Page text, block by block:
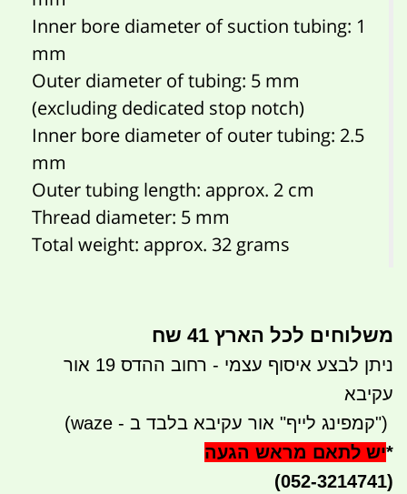
Inner bore diameter of suction tubing: 1
mm
Outer diameter of tubing: 5 mm
(excluding dedicated stop notch)
Inner bore diameter of outer tubing: 2.5
mm
Outer tubing length: approx. 2 cm
Thread diameter: 5 mm
Total weight: approx. 32 grams
משלוחים לכל הארץ 41 שח
ניתן לבצע איסוף עצמי - רחוב ההדס 19 אור
עקיבא
")קמפינג לייף" אור עקיבא בלבד ב - waze)
*יש לתאם מראש הגעה
(052-3214741)